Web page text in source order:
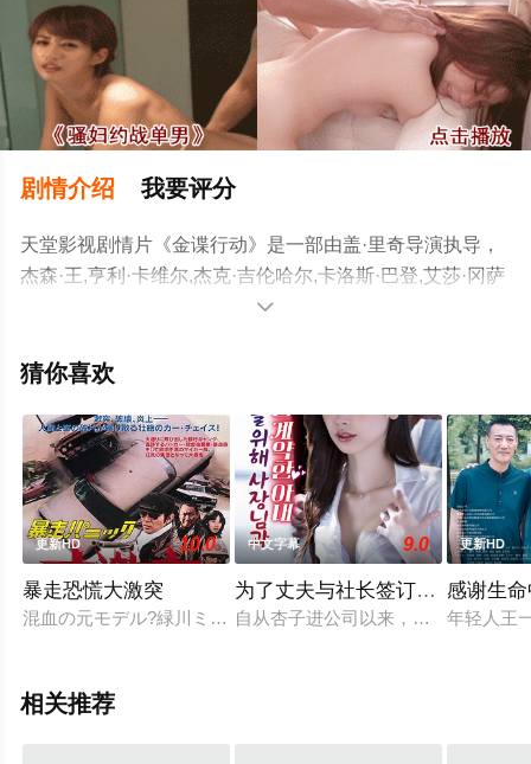
剧情介绍 我要评分
天堂影视剧情片《金谍行动》是一部由盖·里奇导演执导，
杰森·王,亨利·卡维尔,杰克·吉伦哈尔,卡洛斯·巴登,艾莎·冈萨
雷斯,克里斯托弗·海维尤,裴淳华,费舍·史蒂芬斯,克里斯蒂安
萨,穆罕默德·阿勒·图尔基,科里·道格拉斯·坎贝尔,拉娜·阿拉
格达尔,阿列克等演员精彩演绎的英国电影，手机免费在线
观看高清无删减完整版电影大全就上天堂电影网，更多剧
情信息可移步至豆瓣电影、电视猫或剧情网等平台了解。

猜你喜欢
更新HD 10.0
暴走恐慌大激突
混血の元モデル?緑川ミチとバーテンの山中高志は海外への生
中文字幕 9.0
为了丈夫与社长签订婚外情契约
自从杏子进公司以来，老板就一直关
更新HD
感谢生
年轻人王
相关推荐